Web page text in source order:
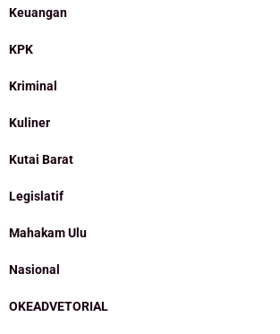
Keuangan
KPK
Kriminal
Kuliner
Kutai Barat
Legislatif
Mahakam Ulu
Nasional
OKEADVETORIAL